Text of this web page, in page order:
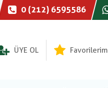
0 (212) 6595586
ÜYE OL Favorilerim